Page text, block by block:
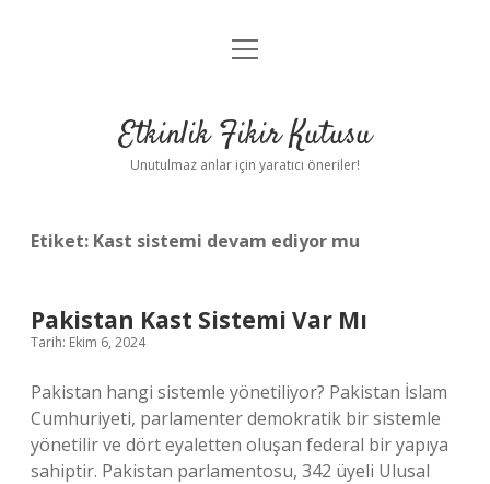
Anasayfa
Yasal Uyarı
menüyü
Etkinlik Fikir Kutusu
Unutulmaz anlar için yaratıcı öneriler!
Etiket: Kast sistemi devam ediyor mu
Pakistan Kast Sistemi Var Mı
Tarih: Ekim 6, 2024
Pakistan hangi sistemle yönetiliyor? Pakistan İslam
Cumhuriyeti, parlamenter demokratik bir sistemle
yönetilir ve dört eyaletten oluşan federal bir yapıya
sahiptir. Pakistan parlamentosu, 342 üyeli Ulusal